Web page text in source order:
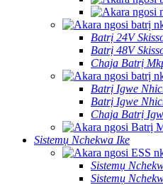
Batrị 24V
Batrị 48V
Chaja Batrị
Batrị Igwe
Batrị Igwe
Chaja Batrị
Sistemụ Nchekwa Ike
Sistemụ
Sistemụ